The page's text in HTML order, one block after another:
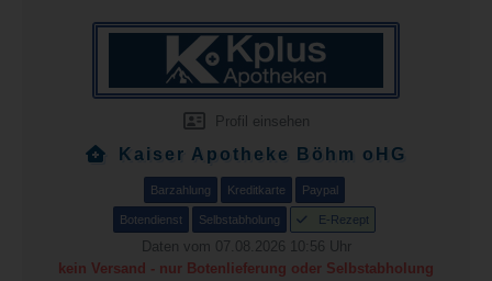
Profil einsehen
Kaiser Apotheke Böhm oHG
Barzahlung Kreditkarte Paypal
Botendienst Selbstabholung E-Rezept
Daten vom 07.08.2026 10:56 Uhr
kein Versand - nur Botenlieferung oder Selbstabholung